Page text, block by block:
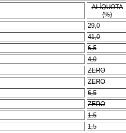
ALÍQUOTA
(%)
29,0
41,0
6,5
4,0
ZERO
ZERO
6,5
ZERO
1,5
1,5